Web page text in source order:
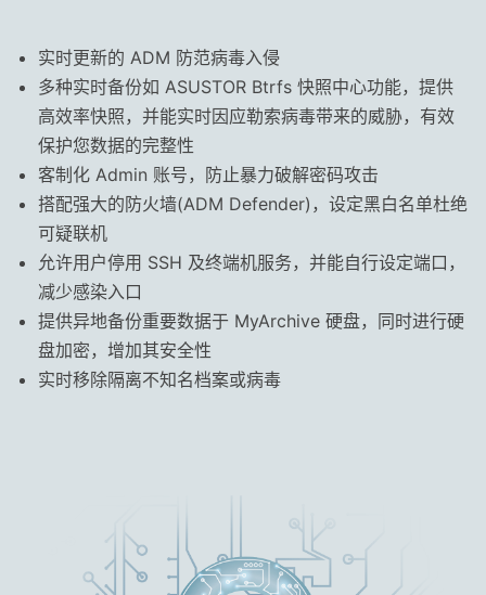
实时更新的 ADM 防范病毒入侵
多种实时备份如 ASUSTOR Btrfs 快照中心功能，提供
高效率快照，并能实时因应勒索病毒带来的威胁，有效
保护您数据的完整性
客制化 Admin 账号，防止暴力破解密码攻击
搭配强大的防火墙(ADM Defender)，设定黑白名单杜绝
可疑联机
允许用户停用 SSH 及终端机服务，并能自行设定端口，
减少感染入口
提供异地备份重要数据于 MyArchive 硬盘，同时进行硬
盘加密，增加其安全性
实时移除隔离不知名档案或病毒